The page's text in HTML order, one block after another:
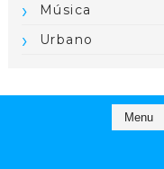
Música
Urbano